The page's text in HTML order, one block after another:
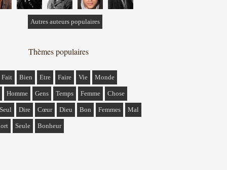
Autres auteurs populaires
Thèmes populaires
Fait Bien Etre Faire Vie Monde
Homme Gens Temps Femme Chose
Seul Dire Cœur Dieu Bon Femmes Mal
Seule Bonheur